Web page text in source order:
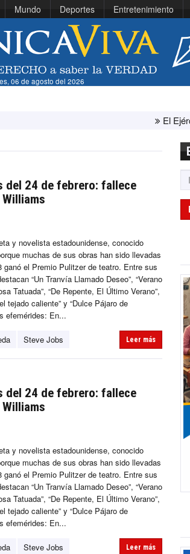
Mundo Deportes Entretenimiento
06 de agosto del 2026
El Ejército de
del 24 de febrero: fallece
y novelista estadounidense, conocido
muchas de sus obras han sido llevadas
ganó el Premio Pulitzer de teatro. Entre sus
“Un Tranvía Llamado Deseo”, “Verano
Tatuada”, “De Repente, El Último Verano”,
tejado caliente” y “Dulce Pájaro de
efemérides: En...
Steve Jobs Leer más
del 24 de febrero: fallece
y novelista estadounidense, conocido
muchas de sus obras han sido llevadas
ganó el Premio Pulitzer de teatro. Entre sus
“Un Tranvía Llamado Deseo”, “Verano
Tatuada”, “De Repente, El Último Verano”,
tejado caliente” y “Dulce Pájaro de
efemérides: En...
Steve Jobs Leer más